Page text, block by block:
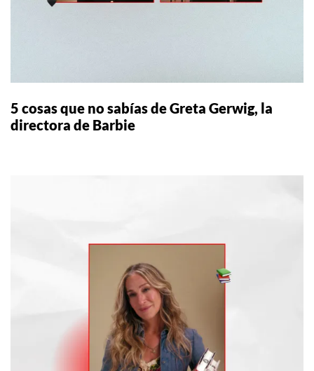
5 cosas que no sabías de Greta Gerwig, la
directora de Barbie